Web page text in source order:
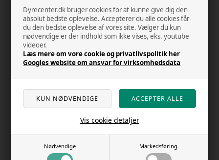
Dyrecenter.dk bruger cookies for at kunne give dig den
absolut bedste oplevelse. Accepterer du alle cookies får
du den bedste oplevelse af vores site. Vælger du kun
nødvendige er der indhold som ikke vises, eks. youtube
videoer.
Læs mere om vore cookie og privatlivspolitik her
Googles website om ansvar for virksomhedsdata
Nødvendige Markedsføring
Vis cookie detaljer
KUNDECENTER - LOG IND
OUTLET
OM OS
RABAT
REKLAMATION
FRAGT OG AFSENDELSE
FORTRYD DIT KØB